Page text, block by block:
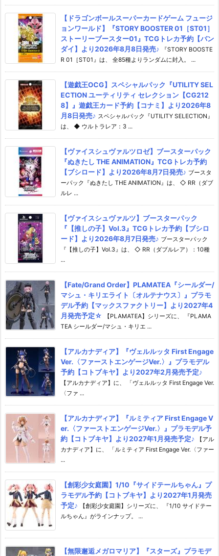
【ドラゴンボールスーパーカードゲーム フュージ
ョンワールド】『STORY BOOSTER 01［ST01］
ストーリーブースター01』TCGトレカ予約【バン
ダイ】より2026年8月8日発売♪
『STORY BOOSTE
R 01［ST01』は、 全85種よりランダムに封入。 ...
【遊戯王OCG】スペシャルパック『UTILITY SEL
ECTION ユーティリティ セレクション【CG212
8】』遊戯王カード予約【コナミ】より2026年8
月8日発売♪ スペシャルパック『UTILITY SELECTION』
は、 ◆ ウルトラレア：3 ...
【ヴァイスシュヴァルツロゼ】ブースターパック
『ぬきたし THE ANIMATION』TCGトレカ予約
【ブシロード】より2026年8月7日発売♪ ブースタ
ーパック『ぬきたし THE ANIMATION』は、 ◇ RR（ダブ
ルレ ...
【ヴァイスシュヴァルツ】ブースターパック
『【推しの子】Vol.3』TCGトレカ予約【ブシロ
ード】より2026年8月7日発売♪ ブースターパック
『【推しの子】Vol.3』は、 ◇ RR（ダブルレア）：10種
...
【Fate/Grand Order】PLAMATEA『シールダー/
マシュ・キリエライト〔オルテナウス〕』プラモ
デル予約【マックスファクトリー】より2027年4
月発売予定☆
【PLAMATEA】シリーズに、 『PLAMA
TEA シールダー/マシュ・キリエ ...
【アルカナディア】『ヴェルルッタ First Engage
Ver.〈ファーストエンゲージVer.〉』プラモデル
予約【コトブキヤ】より2027年2月発売予定♪
【アルカナディア】に、 「ヴェルルッタ First Engage Ver.
〈ファ ...
【アルカナディア】『ルミティア First Engage V
er.〈ファーストエンゲージVer.〉』プラモデル予
約【コトブキヤ】より2027年1月発売予定♪
【アル
カナディア】に、 「ルミティア First Engage Ver.〈ファー
...
【創彩少女庭園】1/10『サイドテールちゃん』プ
ラモデル予約【コトブキヤ】より2027年1月発売
予定♪
【創彩少女庭園】シリーズに、 『1/10 サイドテー
ルちゃん』がラインナップ。 ...
【無限邂逅メガロマリア】『スターズ』プラモデ